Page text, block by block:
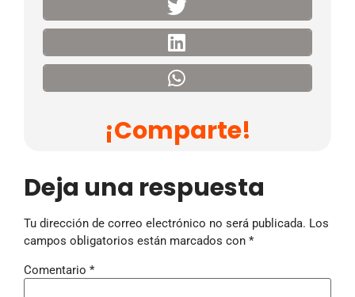
¡Comparte!
Deja una respuesta
Tu dirección de correo electrónico no será publicada. Los
campos obligatorios están marcados con *
Comentario *